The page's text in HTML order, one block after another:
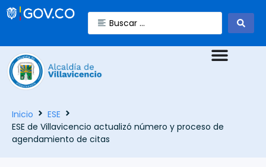
Inicio
ESE
ESE de Villavicencio actualizó número y proceso de
agendamiento de citas